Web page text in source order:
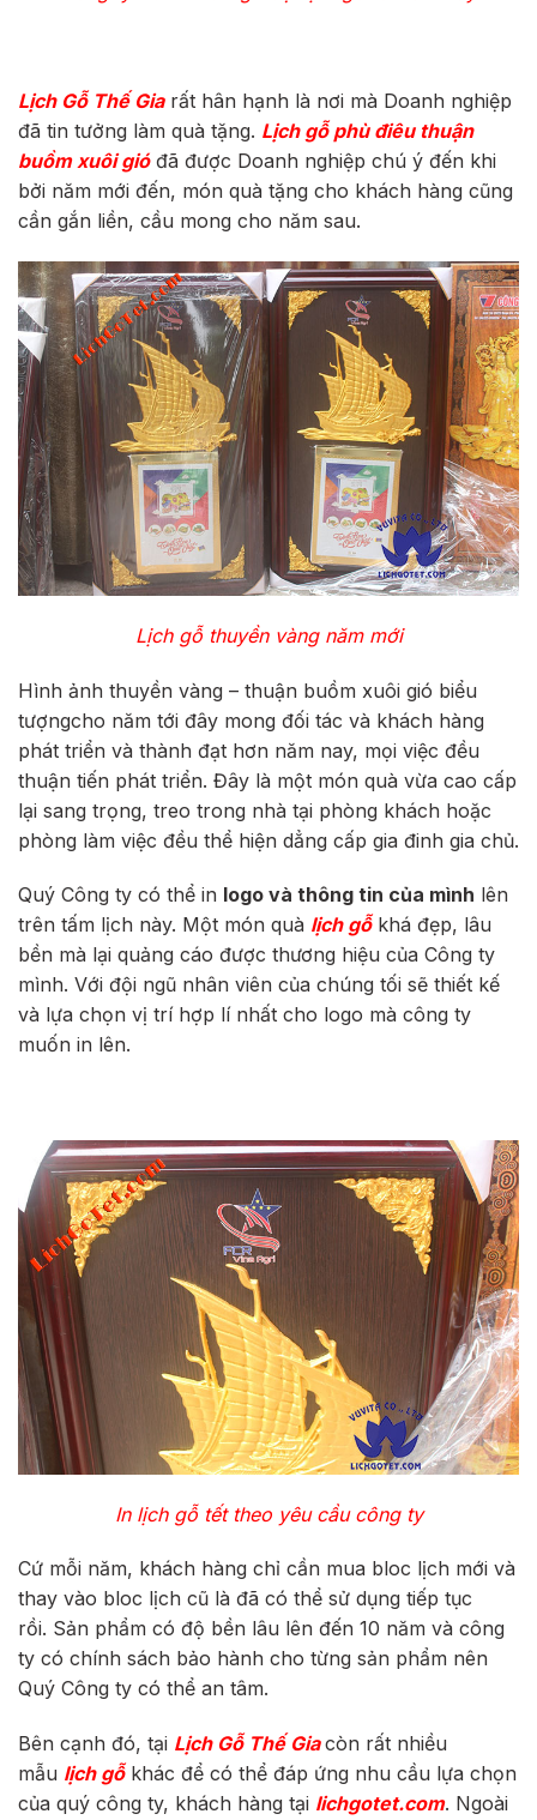
Lịch Gỗ Thế Giarất hân hạnh là nơi mà Doanh nghiệp
đã tin tưởng làm quà tặng. Lịch gỗ phù điêu thuận
buồm xuôi gióđã được Doanh nghiệp chú ý đến khi
bởi năm mới đến, món quà tặng cho khách hàng cũng
cần gắn liền, cầu mong cho năm sau.
Lịch gỗ thuyền vàng năm mới
Hình ảnh thuyền vàng – thuận buồm xuôi gió biểu
tượngcho năm tới đây mong đối tác và khách hàng
phát triển và thành đạt hơn năm nay, mọi việc đều
thuận tiến phát triển. Đây là một món quà vừa cao cấp
lại sang trọng, treo trong nhà tại phòng khách hoặc
phòng làm việc đều thể hiện dẳng cấp gia đinh gia chủ.
Quý Công ty có thể in logo và thông tin của mình lên
trên tấm lịch này. Một món quà lịch gỗkhá đẹp, lâu
bền mà lại quảng cáo được thương hiệu của Công ty
mình. Với đội ngũ nhân viên của chúng tối sẽ thiết kế
và lựa chọn vị trí hợp lí nhất cho logo mà công ty
muốn in lên.
In lịch gỗ tết theo yêu cầu công ty
Cứ mỗi năm, khách hàng chỉ cần mua bloc lịch mới và
thay vào bloc lịch cũ là đã có thể sử dụng tiếp tục
rồi. Sản phẩm có độ bền lâu lên đến 10 năm và công
ty có chính sách bảo hành cho từng sản phẩm nên
Quý Công ty có thể an tâm.
Bên cạnh đó, tại Lịch Gỗ Thế Gia còn rất nhiều
mẫu lịch gỗkhác để có thể đáp ứng nhu cầu lựa chọn
của quý công ty, khách hàng tại lichgotet.com. Ngoài